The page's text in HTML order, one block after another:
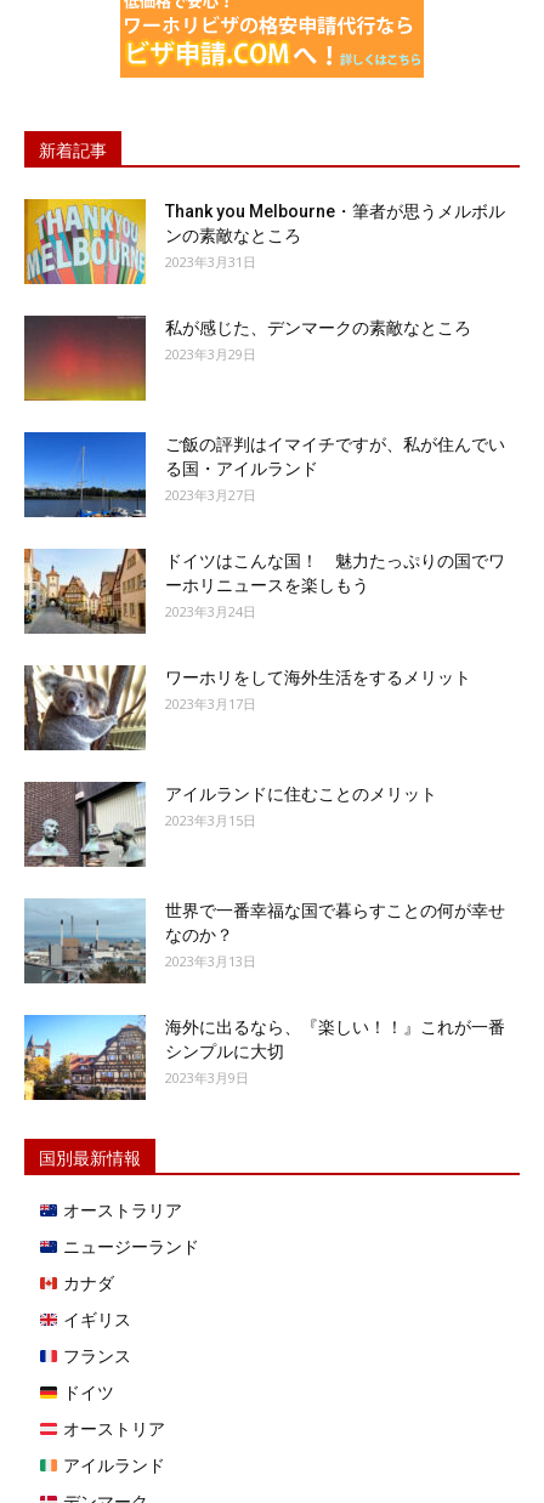
新着記事
Thank you Melbourne・筆者が思うメルボル
ンの素敵なところ
2023年3月31日
私が感じた、デンマークの素敵なところ
2023年3月29日
ご飯の評判はイマイチですが、私が住んでい
る国・アイルランド
2023年3月27日
ドイツはこんな国！ 魅力たっぷりの国でワ
ーホリニュースを楽しもう
2023年3月24日
ワーホリをして海外生活をするメリット
2023年3月17日
アイルランドに住むことのメリット
2023年3月15日
世界で一番幸福な国で暮らすことの何が幸せ
なのか？
2023年3月13日
海外に出るなら、『楽しい！！』これが一番
シンプルに大切
2023年3月9日
国別最新情報
オーストラリア
ニュージーランド
カナダ
イギリス
フランス
ドイツ
オーストリア
アイルランド